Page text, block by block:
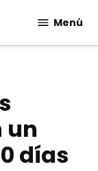
Menú
un
días